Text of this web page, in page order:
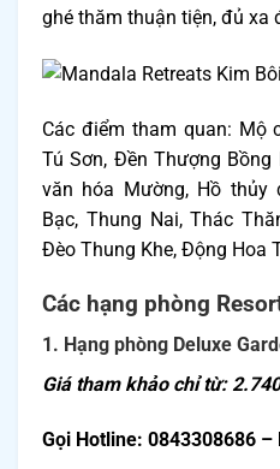
ghé thăm thuận tiện, đủ xa
Các điểm tham quan: Mộ
Tú Sơn, Đền Thượng
văn hóa Mường, Hồ thủy
Bạc, Thung Nai, Thác
Đèo Thung Khe, Động Hoa
Các hạng phòng
1. Hạng phòng Deluxe
Giá tham khảo chỉ từ:
Gọi Hotline: 0843308686